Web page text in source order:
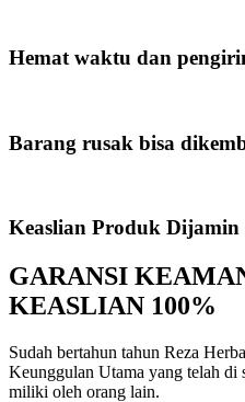
Hemat waktu dan
Barang rusak bisa
Keaslian Produk Dijamin
GARANSI
KEASLIAN 100%
Sudah bertahun tahun Reza
Keunggulan Utama yang telah di
miliki oleh orang lain.